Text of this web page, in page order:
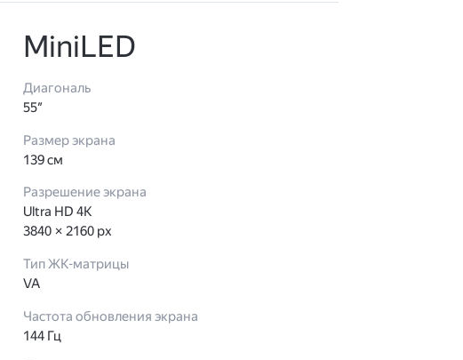
MiniLED
Диагональ
55″
Размер экрана
139 см
Разрешение экрана
Ultra HD 4K
3840 × 2160 px
Тип ЖК-матрицы
VA
Частота обновления экрана
144 Гц